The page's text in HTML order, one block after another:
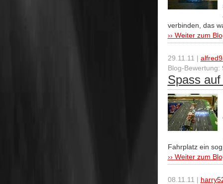
verbinden, das
›› Weiter zum
29.11.11 |
Blog-Bewertung:
Spass
Fahrplatz ein
›› Weiter zum
08.11.11 |